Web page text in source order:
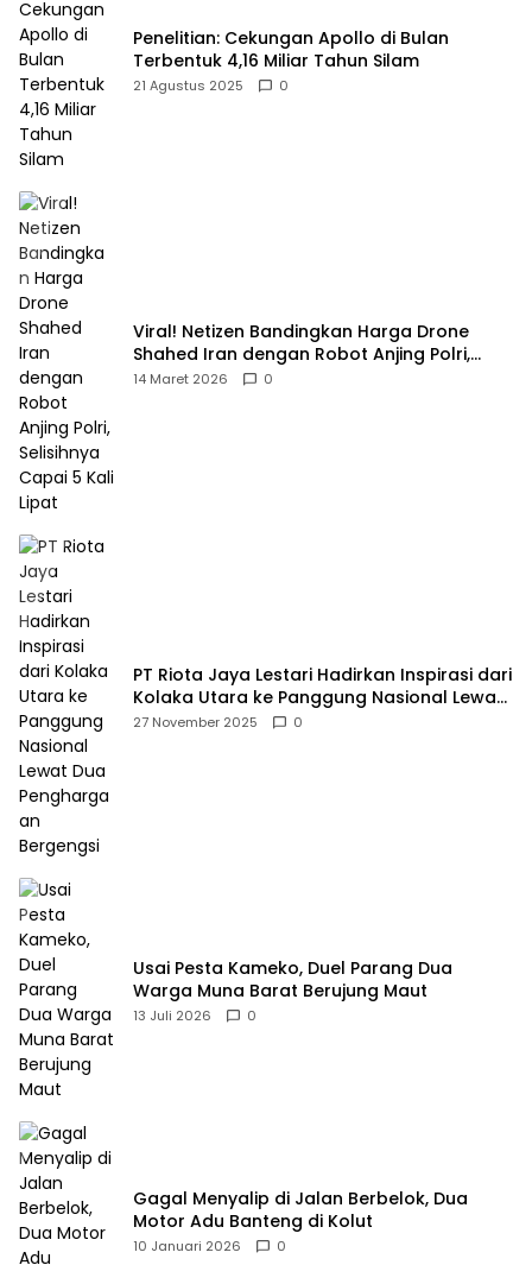
Penelitian: Cekungan Apollo di Bulan
Terbentuk 4,16 Miliar Tahun Silam
21 Agustus 2025 0
Viral! Netizen Bandingkan Harga Drone
Shahed Iran dengan Robot Anjing Polri,
Selisihnya Capai 5 Kali Lipat
14 Maret 2026 0
PT Riota Jaya Lestari Hadirkan Inspirasi dari
Kolaka Utara ke Panggung Nasional Lewat
Dua Penghargaan Bergengsi
27 November 2025 0
Usai Pesta Kameko, Duel Parang Dua
Warga Muna Barat Berujung Maut
13 Juli 2026 0
Gagal Menyalip di Jalan Berbelok, Dua
Motor Adu Banteng di Kolut
10 Januari 2026 0